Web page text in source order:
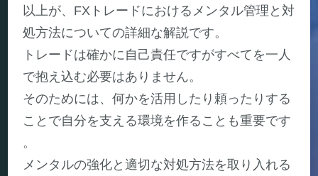
以上が、FXトレードにおけるメンタル管理と対
処方法についての詳細な解説です。
トレードは確かに自己責任ですがすべてを一人
で抱え込む必要はありません。
そのためには、何かを活用したり頼ったりする
ことで自分を支える環境を作ることも重要です
。
メンタルの強化と適切な対処方法を取り入れる